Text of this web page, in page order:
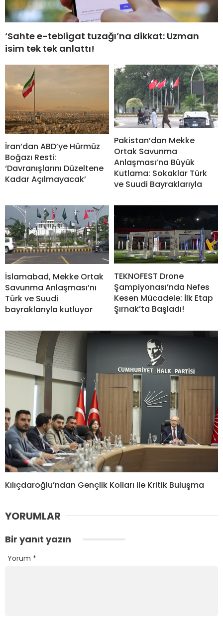
‘Sahte e-tebligat tuzağı’na dikkat: Uzman
isim tek tek anlattı!
İran’dan ABD’ye Hürmüz
Boğazı Resti:
‘Davranışlarını Düzeltene
Kadar Açılmayacak’
Pakistan’dan Mekke
Ortak Savunma
Anlaşması’na Büyük
Kutlama: Sokaklar Türk
ve Suudi Bayraklarıyla
İslamabad, Mekke Ortak
Savunma Anlaşması’nı
Türk ve Suudi
bayraklarıyla kutluyor
TEKNOFEST Drone
Şampiyonası’nda Nefes
Kesen Mücadele: İlk Etap
Şırnak’ta Başladı!
Kılıçdaroğlu’ndan Gençlik Kolları ile Kritik Buluşma
YORUMLAR
Bir yanıt yazın
Yorum *